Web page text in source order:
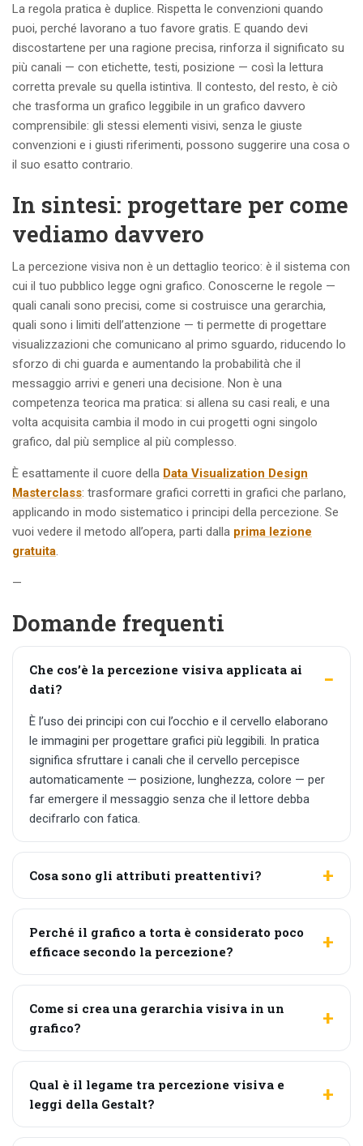
La regola pratica è duplice. Rispetta le convenzioni quando
puoi, perché lavorano a tuo favore gratis. E quando devi
discostartene per una ragione precisa, rinforza il significato su
più canali — con etichette, testi, posizione — così la lettura
corretta prevale su quella istintiva. Il contesto, del resto, è ciò
che trasforma un grafico leggibile in un grafico davvero
comprensibile: gli stessi elementi visivi, senza le giuste
convenzioni e i giusti riferimenti, possono suggerire una cosa o
il suo esatto contrario.
In sintesi: progettare per come
vediamo davvero
La percezione visiva non è un dettaglio teorico: è il sistema con
cui il tuo pubblico legge ogni grafico. Conoscerne le regole —
quali canali sono precisi, come si costruisce una gerarchia,
quali sono i limiti dell’attenzione — ti permette di progettare
visualizzazioni che comunicano al primo sguardo, riducendo lo
sforzo di chi guarda e aumentando la probabilità che il
messaggio arrivi e generi una decisione. Non è una
competenza teorica ma pratica: si allena su casi reali, e una
volta acquisita cambia il modo in cui progetti ogni singolo
grafico, dal più semplice al più complesso.
È esattamente il cuore della Data Visualization Design
Masterclass: trasformare grafici corretti in grafici che parlano,
applicando in modo sistematico i principi della percezione. Se
vuoi vedere il metodo all’opera, parti dalla prima lezione
gratuita
—
Domande frequenti
Che cos’è la percezione visiva applicata ai
dati?
È l’uso dei principi con cui l’occhio e il cervello elaborano
le immagini per progettare grafici più leggibili. In pratica
significa sfruttare i canali che il cervello percepisce
automaticamente — posizione, lunghezza, colore — per
far emergere il messaggio senza che il lettore debba
decifrarlo con fatica.
Cosa sono gli attributi preattentivi?
Perché il grafico a torta è considerato poco
efficace secondo la percezione?
Come si crea una gerarchia visiva in un
grafico?
Qual è il legame tra percezione visiva e
leggi della Gestalt?